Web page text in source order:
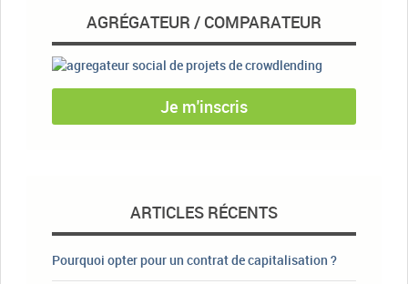
AGRÉGATEUR / COMPARATEUR
Je m'inscris
ARTICLES RÉCENTS
Pourquoi opter pour un contrat de capitalisation ?